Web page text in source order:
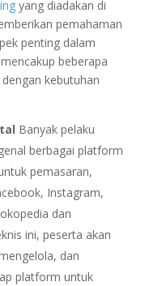
yang diadakan di
pemahaman
penting dalam
beberapa
kebutuhan
Banyak pelaku
berbagai platform
pemasaran,
Instagram,
dan
ini, peserta akan
dan
platform untuk